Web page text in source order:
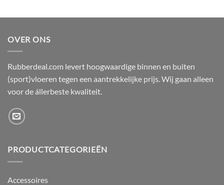
OVER ONS
Rubberdeal.com levert hoogwaardige binnen en buiten
(sport)vloeren tegen een aantrekkelijke prijs. Wij gaan alleen
voor de állerbeste kwaliteit.
PRODUCTCATEGORIEËN
Accessoires